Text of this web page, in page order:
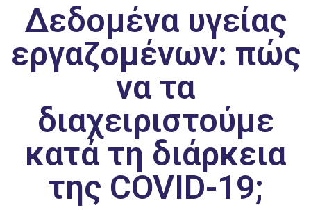
Δεδομένα υγείας
εργαζομένων: πώς
να τα
διαχειριστούμε
κατά τη διάρκεια
της COVID-19;